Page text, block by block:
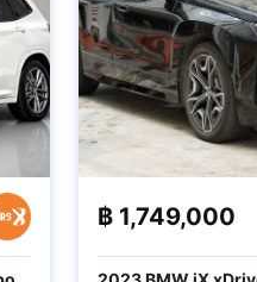
฿ 1,749,000